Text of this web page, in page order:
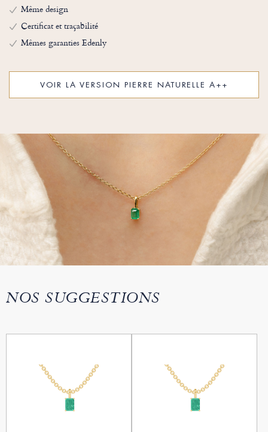
Même design
Certificat et traçabilité
Mêmes garanties Edenly
VOIR LA VERSION PIERRE NATURELLE A++
NOS SUGGESTIONS